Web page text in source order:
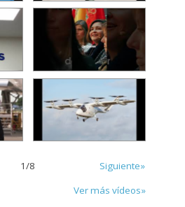
1/8
Siguiente»
Ver más vídeos»